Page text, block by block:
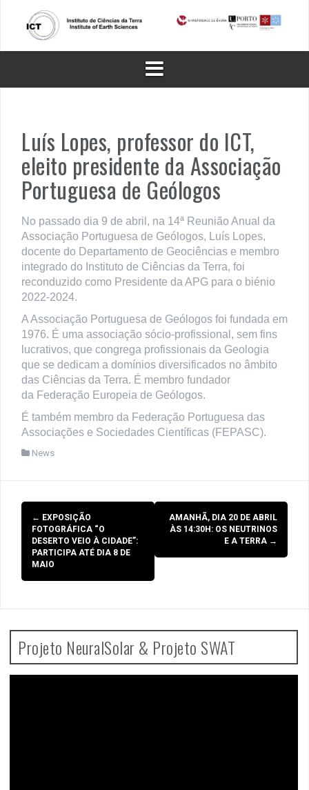
content
Luís Lopes, professor do ICT,
eleito presidente da Associação
Portuguesa de Geólogos
No passado dia 9 de abril, na 14ª Reunião Anual da
Associação Portuguesa de Geólogos, Luís Lopes,
docente do Departamento de Geociências e membro
integrado do Instituto de Ciências da Terra, foi
reconduzido como Presidente da APG para o biénio
2022-2024.
A Associação Portuguesa de Geólogos foi fundada em
1976. É uma associação sócio-profissional, sem fins
lucrativos, que congrega profissionais da Geologia
que se dedicam a domínios diversificados no âmbito
das Ciências da Terra. É membro fundador
da Federação Europeia de Geólogos.
É também membro da Federação Portuguesa das
Associações e Sociedades Científicas (FEPASC).
News
Post
navigation
← EXPOSIÇÃO
FOTOGRÁFICA “O
DESERTO VEIO À CIDADE”:
PARTICIPA ATÉ DIA 8 DE
MAIO
AMANHÃ, DIA 20 DE ABRIL
ÀS 14:30H: OS NEUTRINOS
E A TERRA →
Projeto NeuralSolar & Projeto SWAT